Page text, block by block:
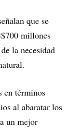
que se
millones
la necesidad
en términos
al abaratar los
un mejor